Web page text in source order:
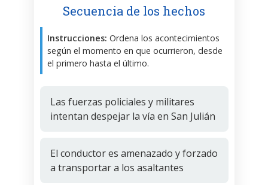
Secuencia de los hechos
Instrucciones: Ordena los acontecimientos
según el momento en que ocurrieron, desde
el primero hasta el último.
Las fuerzas policiales y militares
intentan despejar la vía en San Julián
El conductor es amenazado y forzado
a transportar a los asaltantes